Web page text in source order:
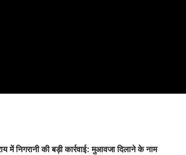
में निगरानी की बड़ी कार्रवाई: मुआवजा दिलाने के नाम